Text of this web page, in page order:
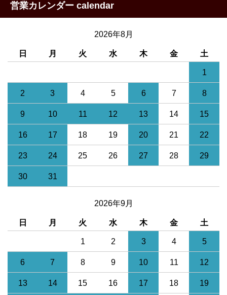
営業カレンダー calendar
2026年8月
日 月 火 水 木 金 土
1
2 3 4 5 6 7 8
9 10 11 12 13 14 15
16 17 18 19 20 21 22
23 24 25 26 27 28 29
30 31
2026年9月
日 月 火 水 木 金 土
1 2 3 4 5
6 7 8 9 10 11 12
13 14 15 16 17 18 19